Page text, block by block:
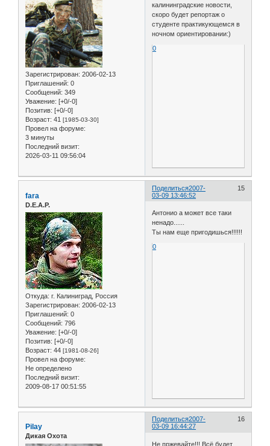
Зарегистрирован: 2006-02-13
Приглашений: 0
Сообщений: 349
Уважение: [+0/-0]
Позитив: [+0/-0]
Возраст: 41 [1985-03-30]
Провел на форуме:
3 минуты
Последний визит:
2026-03-11 09:56:04
калининградские новости,
скоро будет репортаж о
студенте практикующемся в
ночном ориентировании:)
0
Поделиться 15
2007-
03-09 13:46:52
fara
D.E.A.P.
Откуда: г. Калиниград, Россия
Зарегистрирован: 2006-02-13
Приглашений: 0
Сообщений: 796
Уважение: [+0/-0]
Позитив: [+0/-0]
Возраст: 44 [1981-08-26]
Провел на форуме:
Не определено
Последний визит:
2009-08-17 00:51:55
Антонио а может все таки
ненадо......
Ты нам еще пригодишься!!!!!!
0
Поделиться 16
2007-
03-09 16:44:27
Pilay
Дикая Охота
Не пржевайте!!! Всё будет